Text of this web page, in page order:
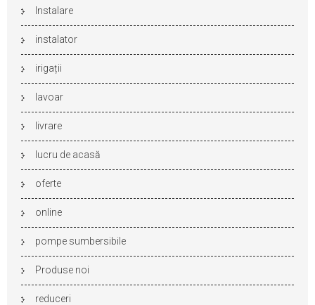
Instalare
instalator
irigații
lavoar
livrare
lucru de acasă
oferte
online
pompe sumbersibile
Produse noi
reduceri